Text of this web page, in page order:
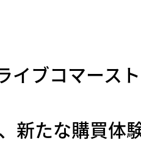
ブコマース
新たな購買体